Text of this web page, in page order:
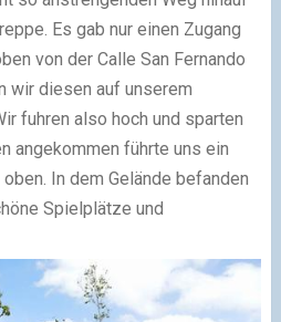
Es gab nur einen Zugang
von der Calle San Fernando
wir diesen auf unserem
fuhren also hoch und sparten
angekommen führte uns ein
In dem Gelände befanden
Spielplätze und